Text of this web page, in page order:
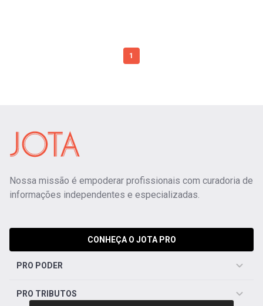
1
Nossa missão é empoderar profissionais com curadoria de
informações independentes e especializadas.
CONHEÇA O JOTA PRO
PRO PODER
PRO TRIBUTOS